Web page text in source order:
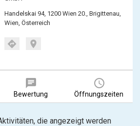
Handelskai 94, 1200 Wien 20., Brigittenau,
Wien, Österreich
directions location_on
chat
Bewertung
query_builder
Öffnungszeiten
die angezeigt werden